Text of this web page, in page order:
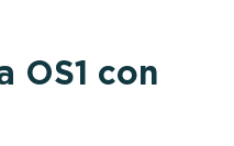
OS1 con